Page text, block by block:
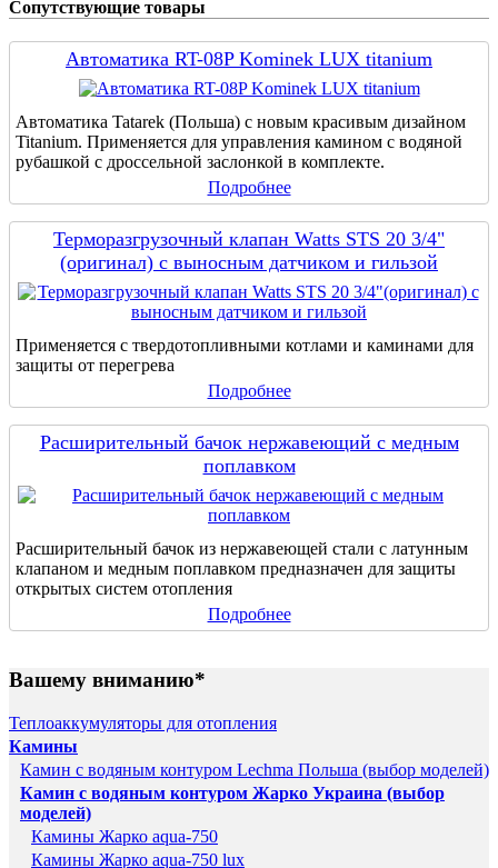
Сопутствующие товары
Автоматика RT-08P Kominek LUX titanium
Автоматика Tatarek (Польша) с новым красивым дизайном
Titanium. Применяется для управления камином с водяной
рубашкой с дроссельной заслонкой в комплекте.
Подробнее
Терморазгрузочный клапан Watts STS 20 3/4"
(оригинал) с выносным датчиком и гильзой
Применяется с твердотопливными котлами и каминами для
защиты от перегрева
Подробнее
Расширительный бачок нержавеющий с медным
поплавком
Расширительный бачок из нержавеющей стали с латунным
клапаном и медным поплавком предназначен для защиты
открытых систем отопления
Подробнее
Вашему вниманию*
Теплоаккумуляторы для отопления
Камины
Камин с водяным контуром Lechma Польша (выбор моделей)
Камин с водяным контуром Жарко Украина (выбор
моделей)
Камины Жарко aqua-750
Камины Жарко aqua-750 lux